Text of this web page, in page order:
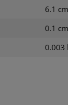
6.1 cm
0.1 cm
0.003